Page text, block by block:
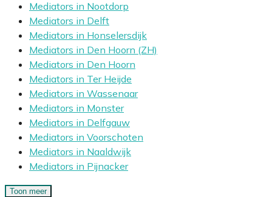
Mediators in Nootdorp
Mediators in Delft
Mediators in Honselersdijk
Mediators in Den Hoorn (ZH)
Mediators in Den Hoorn
Mediators in Ter Heijde
Mediators in Wassenaar
Mediators in Monster
Mediators in Delfgauw
Mediators in Voorschoten
Mediators in Naaldwijk
Mediators in Pijnacker
Toon meer